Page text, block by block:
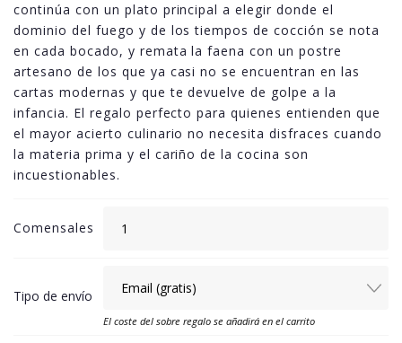
continúa con un plato principal a elegir donde el
dominio del fuego y de los tiempos de cocción se nota
en cada bocado, y remata la faena con un postre
artesano de los que ya casi no se encuentran en las
cartas modernas y que te devuelve de golpe a la
infancia. El regalo perfecto para quienes entienden que
el mayor acierto culinario no necesita disfraces cuando
la materia prima y el cariño de la cocina son
incuestionables.
Comensales
Tipo de envío
El coste del sobre regalo se añadirá en el carrito